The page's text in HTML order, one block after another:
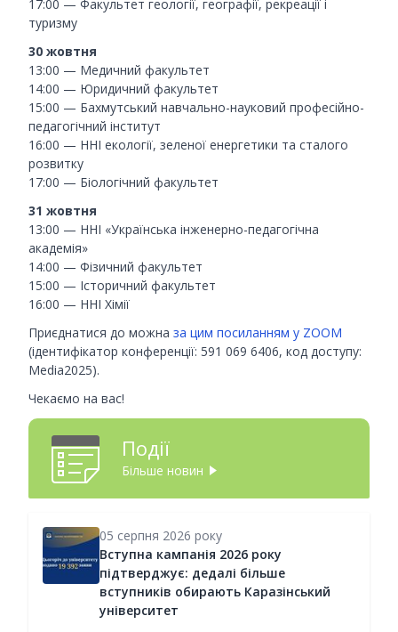
17:00 — Факультет геології, географії, рекреації і
туризму
30 жовтня
13:00 — Медичний факультет
14:00 — Юридичний факультет
15:00 — Бахмутський навчально-науковий професійно-
педагогічний інститут
16:00 — ННІ екології, зеленої енергетики та сталого
розвитку
17:00 — Біологічний факультет
31 жовтня
13:00 — ННІ «Українська інженерно-педагогічна
академія»
14:00 — Фізичний факультет
15:00 — Історичний факультет
16:00 — ННІ Хімії
Приєднатися до можна за цим посиланням у ZOOM
(ідентифікатор конференції: 591 069 6406, код доступу:
Media2025).
Чекаємо на вас!
Події
Більше новин
05 серпня 2026 року
Вступна кампанія 2026 року
підтверджує: дедалі більше
вступників обирають Каразінський
університет